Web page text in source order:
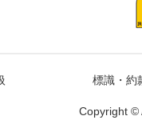
第2弾） 標識・約
Copyright ©